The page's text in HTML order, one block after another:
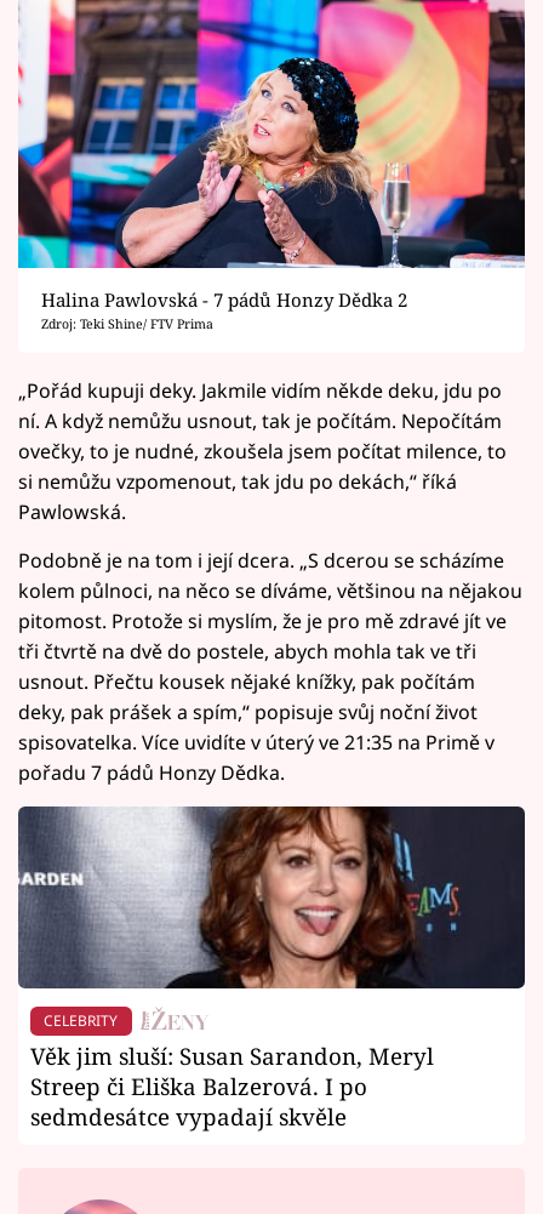
Halina Pawlovská - 7 pádů Honzy Dědka 2
Zdroj: Teki Shine/ FTV Prima
„Pořád kupuji deky. Jakmile vidím někde deku, jdu po
ní. A když nemůžu usnout, tak je počítám. Nepočítám
ovečky, to je nudné, zkoušela jsem počítat milence, to
si nemůžu vzpomenout, tak jdu po dekách,“ říká
Pawlowská.
Podobně je na tom i její dcera. „S dcerou se scházíme
kolem půlnoci, na něco se díváme, většinou na nějakou
pitomost. Protože si myslím, že je pro mě zdravé jít ve
tři čtvrtě na dvě do postele, abych mohla tak ve tři
usnout. Přečtu kousek nějaké knížky, pak počítám
deky, pak prášek a spím,“ popisuje svůj noční život
spisovatelka. Více uvidíte v úterý ve 21:35 na Primě v
pořadu 7 pádů Honzy Dědka.
CELEBRITY
Věk jim sluší: Susan Sarandon, Meryl
Streep či Eliška Balzerová. I po
sedmdesátce vypadají skvěle